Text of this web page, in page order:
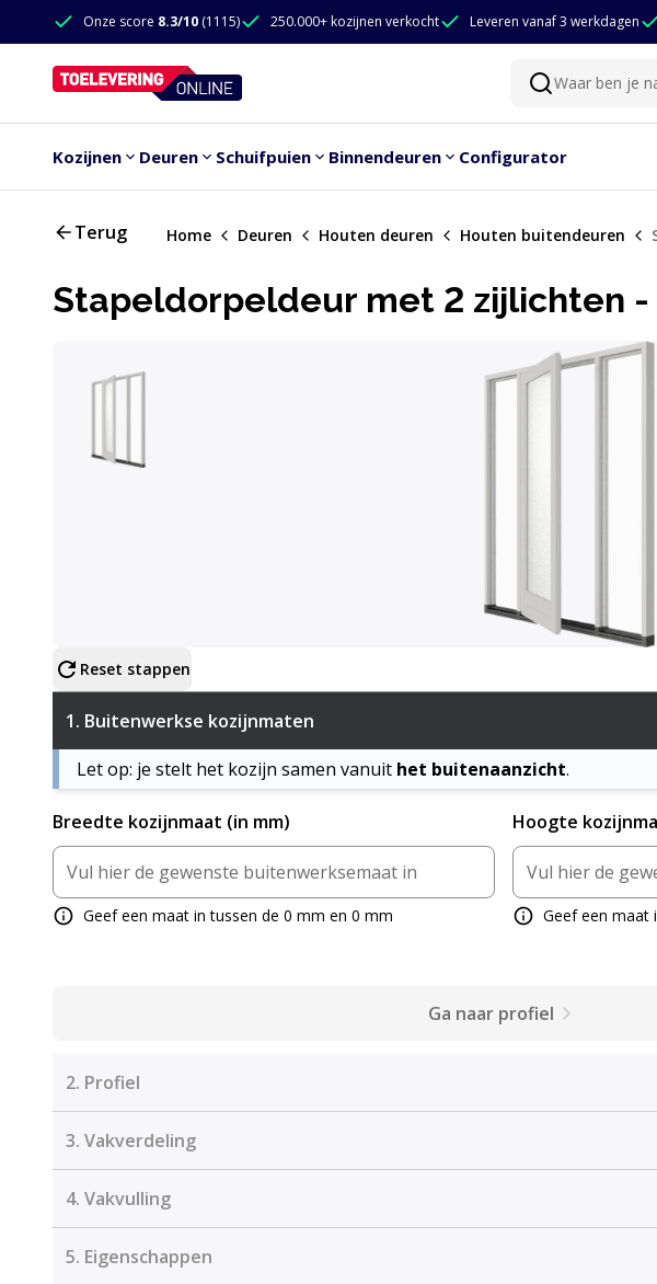
Doorgaan naar de inhoud
Onze score 8.3/10 (1115) 250.000+ kozijnen verkocht Leveren vanaf 3 werkdagen
Zoeken
Waar ben je
Kozijnen Deuren Schuifpuien Binnendeuren Configurator
Terug Home Deuren Houten deuren Houten buitendeuren
Stapeldorpeldeur met 2 zijlichten
Configureer product
Reset stappen
1. Buitenwerkse kozijnmaten
Let op: je stelt het kozijn samen vanuit het buitenaanzicht.
Breedte kozijnmaat (in mm)
Geef een maat in tussen de 0 mm en 0 mm
Hoogte
Geef een maat
Ga naar profiel
2. Profiel
3. Vakverdeling
4. Vakvulling
5. Eigenschappen